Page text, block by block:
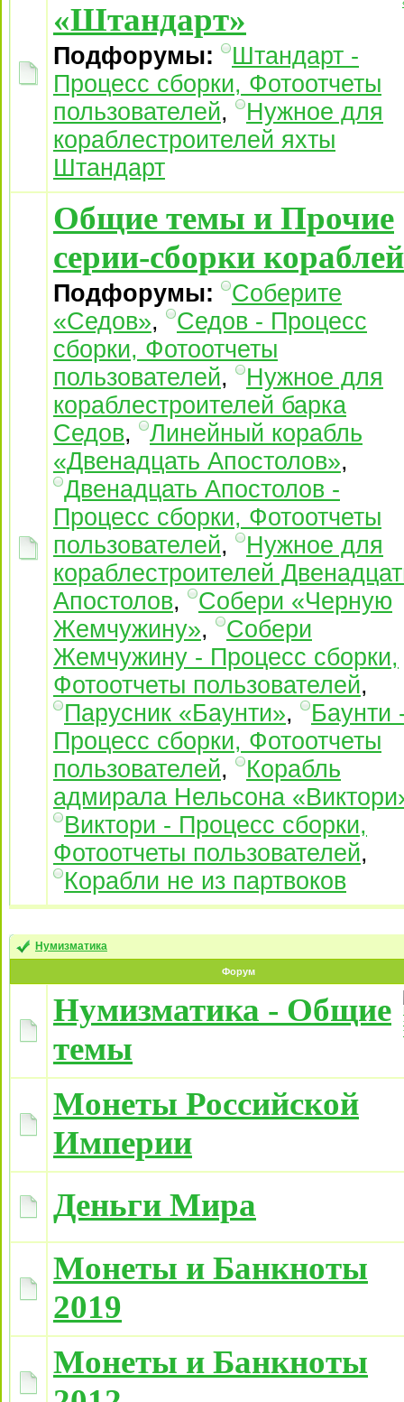
«Штандарт»
Подфорумы:
Штандарт -
Процесс сборки, Фотоотчеты
пользователей,
Нужное для
кораблестроителей яхты
Штандарт
Общие темы и Прочие
серии-сборки кораблей
Подфорумы:
Соберите
«Седов»,
Седов - Процесс
сборки, Фотоотчеты
пользователей,
Нужное для
кораблестроителей барка
Седов,
Линейный корабль
«Двенадцать Апостолов»,
Двенадцать Апостолов -
Процесс сборки, Фотоотчеты
пользователей,
Нужное для
кораблестроителей
Апостолов,
Собери «Черную
Жемчужину»,
Собери
Жемчужину - Процесс сборки,
Фотоотчеты пользователей,
Парусник «Баунти»,
Баунти
Процесс сборки, Фотоотчеты
пользователей,
Корабль
адмирала Нельсона
Виктори - Процесс сборки,
Фотоотчеты пользователей,
Корабли не из партвоков
Нумизматика
Форум
Нумизматика - Общие
темы
Монеты Российской
Империи
Деньги Мира
Монеты и Банкноты
2019
Монеты и Банкноты